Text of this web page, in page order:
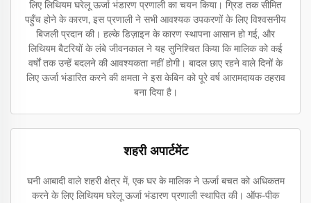
लिए लिथियम घरेलू ऊर्जा भंडारण प्रणाली का चयन किया। ग्रिड तक सीमित
पहुँच होने के कारण, इस प्रणाली ने सभी आवश्यक उपकरणों के लिए विश्वसनीय
बिजली प्रदान की। हल्के डिज़ाइन के कारण स्थापना आसान हो गई, और
लिथियम बैटरियों के लंबे जीवनकाल ने यह सुनिश्चित किया कि मालिक को कई
वर्षों तक उन्हें बदलने की आवश्यकता नहीं होगी। बादल छाए रहने वाले दिनों के
लिए ऊर्जा भंडारित करने की क्षमता ने इस केबिन को पूरे वर्ष आरामदायक ठहराव
बना दिया है।
शहरी अपार्टमेंट
घनी आबादी वाले शहरी क्षेत्र में, एक घर के मालिक ने ऊर्जा बचत को अधिकतम
करने के लिए लिथियम घरेलू ऊर्जा भंडारण प्रणाली स्थापित की। ऑफ-पीक